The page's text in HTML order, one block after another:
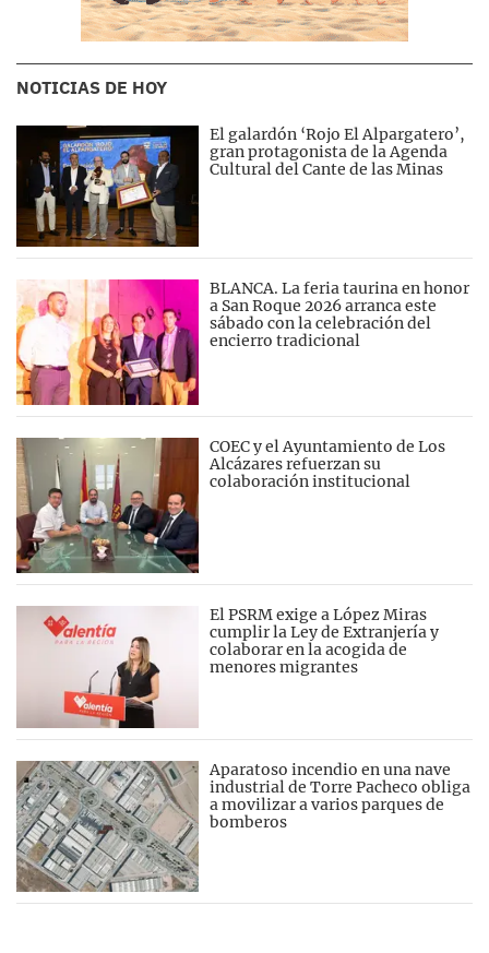
NOTICIAS DE HOY
El galardón ‘Rojo El Alpargatero’,
gran protagonista de la Agenda
Cultural del Cante de las Minas
BLANCA. La feria taurina en honor
a San Roque 2026 arranca este
sábado con la celebración del
encierro tradicional
COEC y el Ayuntamiento de Los
Alcázares refuerzan su
colaboración institucional
El PSRM exige a López Miras
cumplir la Ley de Extranjería y
colaborar en la acogida de
menores migrantes
Aparatoso incendio en una nave
industrial de Torre Pacheco obliga
a movilizar a varios parques de
bomberos